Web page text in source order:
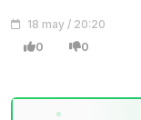
18 may / 20:20
0 0